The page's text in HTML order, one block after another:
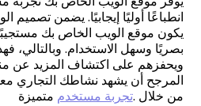
انطباعًا أوليًا إيجابيًا. يضمن تصميم
يكون موقع الويب الخاص بك
بصريًا وسهل الاستخدام. وبالتالي،
ويحفزهم على اكتشاف المزيد عن
المرجح أن يشهد نشاطك التجاري
من خلال تجربة مستخدممتميزة.